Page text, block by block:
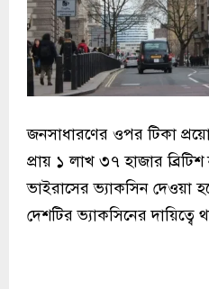
জনসাধারণের ওপর টিকা
প্রায় ১ লাখ ৩৭ হাজার
ভাইরাসের ভ্যাকসিন দেওয়া
দেশটির ভ্যাকসিনের দায়িত্বে